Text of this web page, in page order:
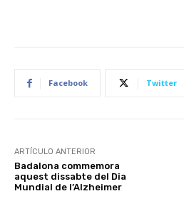
Facebook Twitter
ARTÍCULO ANTERIOR
Badalona commemora
aquest dissabte del Dia
Mundial de l’Alzheimer